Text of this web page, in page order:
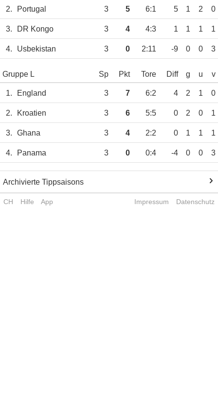
2. Portugal 3 5 6:1 5 1 2 0
3. DR Kongo 3 4 4:3 1 1 1 1
4. Usbekistan 3 0 2:11 -9 0 0 3
Gruppe L Sp Pkt Tore Diff g u v
1. England 3 7 6:2 4 2 1 0
2. Kroatien 3 6 5:5 0 2 0 1
3. Ghana 3 4 2:2 0 1 1 1
4. Panama 3 0 0:4 -4 0 0 3
Archivierte Tippsaisons
CH Hilfe App Impressum Datenschutz